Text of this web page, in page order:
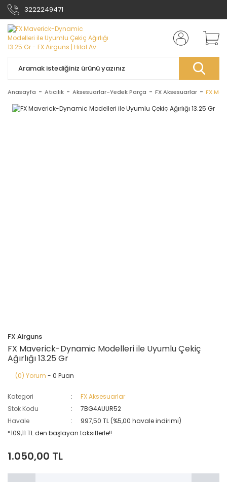
3222249471
Anasayfa Atıcılık Aksesuarlar-Yedek Parça FX Aksesuarlar FX
FX Airguns
FX Maverick-Dynamic Modelleri ile Uyumlu Çekiç
Ağırlığı 13.25 Gr
(0) Yorum - 0 Puan
Kategori
FX Aksesuarlar
Stok Kodu
7BG4AUUR52
Havale
997,50 TL (%5,00 havale indirimi)
*109,11 TL den başlayan taksitlerle!!
1.050,00 TL